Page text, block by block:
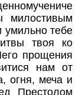
милостивым
тебе
твоя ко
прощения
нам от
огня, меча и
Престолом